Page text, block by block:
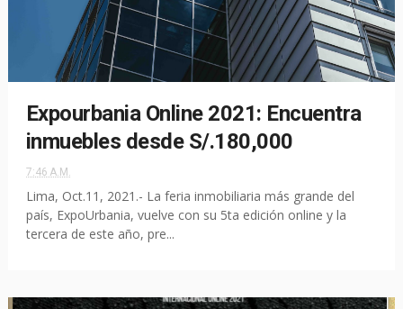
Expourbania Online 2021: Encuentra
inmuebles desde S/.180,000
7:46 A.M.
Lima, Oct.11, 2021.- La feria inmobiliaria más grande del
país, ExpoUrbania, vuelve con su 5ta edición online y la
tercera de este año, pre...